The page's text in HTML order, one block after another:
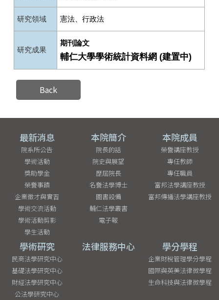
研究領域 憲法、行政法
研究成果
期刊論文
輔仁大學學術統計資料網 (建置中)
Back
最新消息
院系所公告
學術活動
獎助學金
榮譽事蹟
企業徵才與實習
學術交流活動
學術活動剪影
學生活動
本院簡介
院長的話
院史與展望
歷屆院長
名譽法學博士
圖書設備
輔仁法學叢書
電子報
本院成員
榮譽講座教授
專任教師
專任職員
富邦法學講座教授
富邦傳播法學講座教授
學術研究
民商法學研究中心
基礎法學研究中心
財經法學研究中心
公法學研究中心
法律服務中心 學分學程
企業財稅管理學分學程
國際與英美法律微學程
生命科技與法律微學程